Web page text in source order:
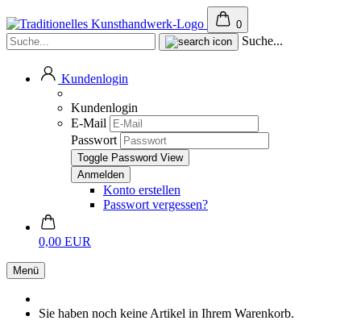
0
Suche...
Kundenlogin
Kundenlogin
E-Mail
Passwort
Toggle Password View
Konto erstellen
Passwort vergessen?
0,00 EUR
Menü
Sie haben noch keine Artikel in Ihrem Warenkorb.